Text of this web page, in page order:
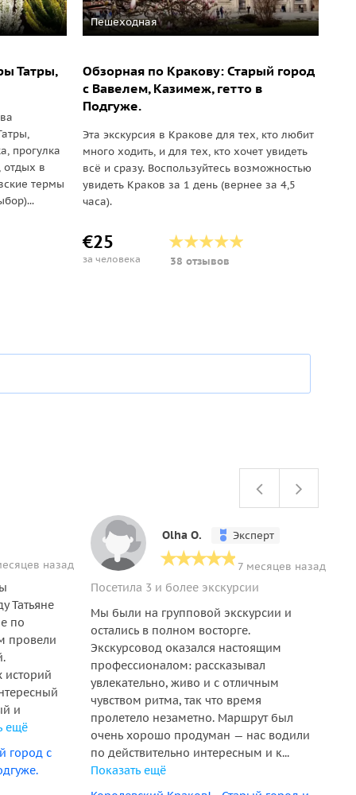
Татры,
прогулка
отдых в
термы
Пешеходная
Обзорная по Кракову: Старый город
с Вавелем, Казимеж, гетто в
Подгуже.
Эта экскурсия в Кракове для тех, кто любит
много ходить, и для тех, кто хочет увидеть
всё и сразу. Воспользуйтесь возможностью
увидеть Краков за 1 день (вернее за 4,5
часа).
€25
за человека 38 отзывов
назад
Татьяне
по
провели
историй
и
ещё
город с
Olha O. Эксперт
7 месяцев назад
Посетила 3 и более экскурсии
Мы были на групповой экскурсии и
остались в полном восторге.
Экскурсовод оказался настоящим
профессионалом: рассказывал
увлекательно, живо и с отличным
чувством ритма, так что время
пролетело незаметно. Маршрут был
очень хорошо продуман — нас водили
по действительно интересным и к...
Показать ещё